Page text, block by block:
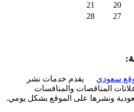
يقدم خدمات نشر
المناقصات والمنافسات
ونشرها على الموقع بشكل يومي.